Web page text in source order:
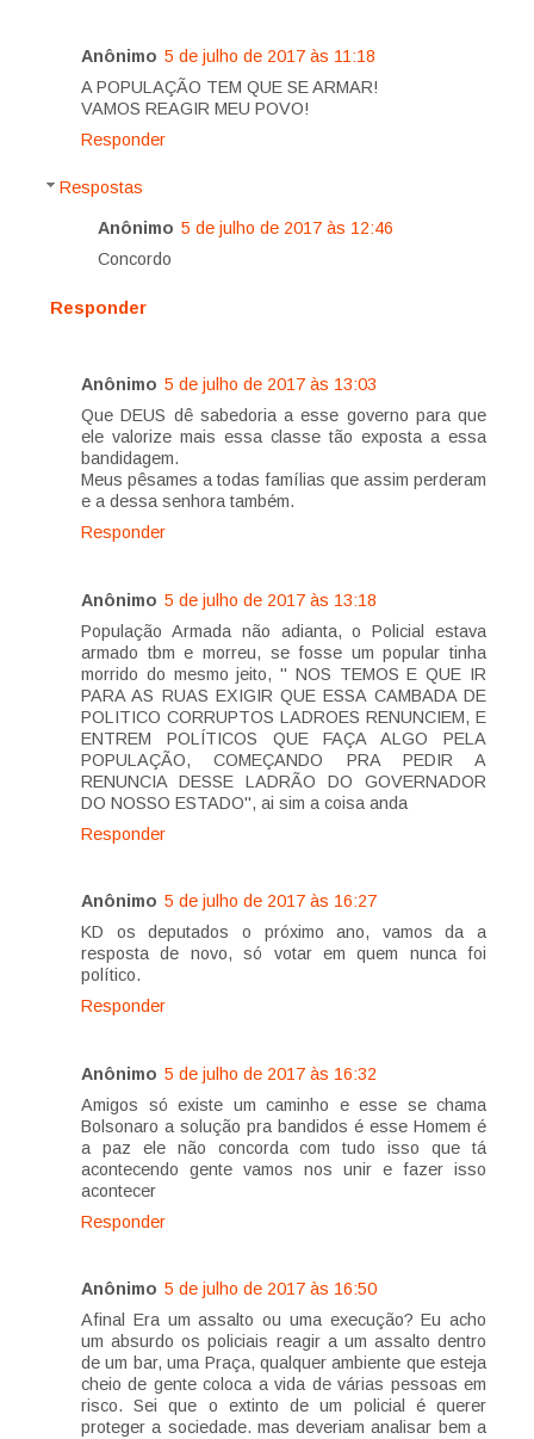
Anônimo 5 de julho de 2017 às 11:18
A POPULAÇÃO TEM QUE SE ARMAR!
VAMOS REAGIR MEU POVO!
Responder
Respostas
Anônimo 5 de julho de 2017 às 12:46
Concordo
Responder
Anônimo 5 de julho de 2017 às 13:03
Que DEUS dê sabedoria a esse governo para que
ele valorize mais essa classe tão exposta a essa
bandidagem.
Meus pêsames a todas famílias que assim perderam
e a dessa senhora também.
Responder
Anônimo 5 de julho de 2017 às 13:18
População Armada não adianta, o Policial estava
armado tbm e morreu, se fosse um popular tinha
morrido do mesmo jeito, " NOS TEMOS E QUE IR
PARA AS RUAS EXIGIR QUE ESSA CAMBADA DE
POLITICO CORRUPTOS LADROES RENUNCIEM, E
ENTREM POLÍTICOS QUE FAÇA ALGO PELA
POPULAÇÃO, COMEÇANDO PRA PEDIR A
RENUNCIA DESSE LADRÃO DO GOVERNADOR
DO NOSSO ESTADO", ai sim a coisa anda
Responder
Anônimo 5 de julho de 2017 às 16:27
KD os deputados o próximo ano, vamos da a
resposta de novo, só votar em quem nunca foi
político.
Responder
Anônimo 5 de julho de 2017 às 16:32
Amigos só existe um caminho e esse se chama
Bolsonaro a solução pra bandidos é esse Homem é
a paz ele não concorda com tudo isso que tá
acontecendo gente vamos nos unir e fazer isso
acontecer
Responder
Anônimo 5 de julho de 2017 às 16:50
Afinal Era um assalto ou uma execução? Eu acho
um absurdo os policiais reagir a um assalto dentro
de um bar, uma Praça, qualquer ambiente que esteja
cheio de gente coloca a vida de várias pessoas em
risco. Sei que o extinto de um policial é querer
proteger a sociedade. mas deveriam analisar bem a